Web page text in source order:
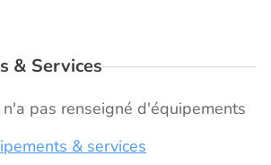
& Services
pas renseigné d'équipements
& services